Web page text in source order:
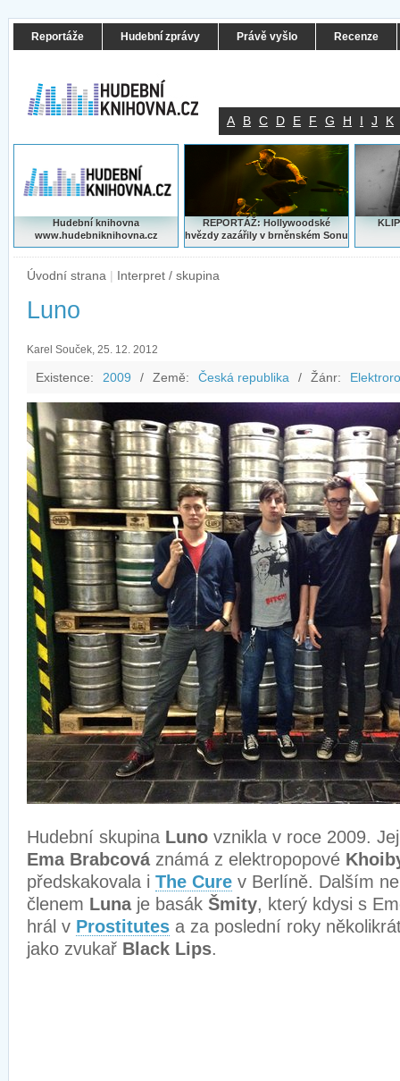
Reportáže Hudební zprávy Právě vyšlo Recenze
A B C D E F G H I J K
Hudební knihovna
www.hudebniknihovna.cz
REPORTÁŽ: Hollywoodské
hvězdy zazářily v brněnském Sonu
Úvodní strana | Interpret / skupina
Luno
Karel Souček, 25. 12. 2012
Existence: 2009 / Země: Česká republika / Žánr:
Hudební skupina Luno vznikla v roce 2009.
Ema Brabcová známá z elektropopové
předskakovala i The Cure v Berlíně. Dalším
členem Lunaje basák Šmity, který kdysi s
hrál v Prostitutes a za poslední roky
jako zvukař Black Lips.